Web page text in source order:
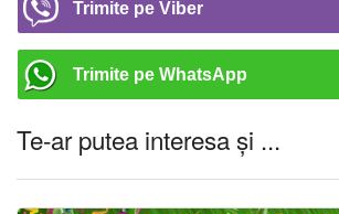
Trimite pe Viber
Trimite pe WhatsApp
Te-ar putea interesa și ...